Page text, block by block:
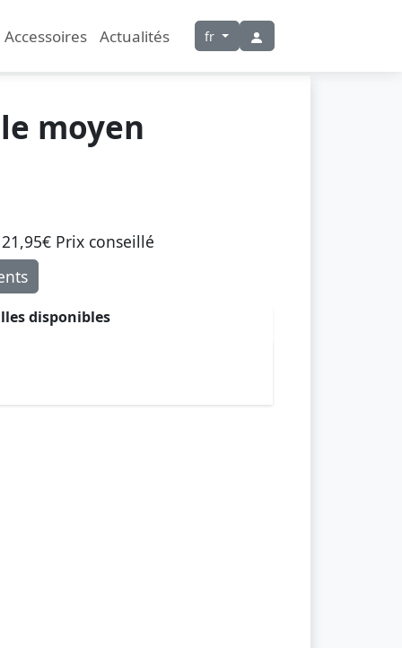
Accessoires Actualités fr
moyen
21,95€ Prix ​​conseillé
disponibles